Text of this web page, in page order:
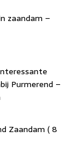
zaandam –
Purmerend –
Zaandam ( 8